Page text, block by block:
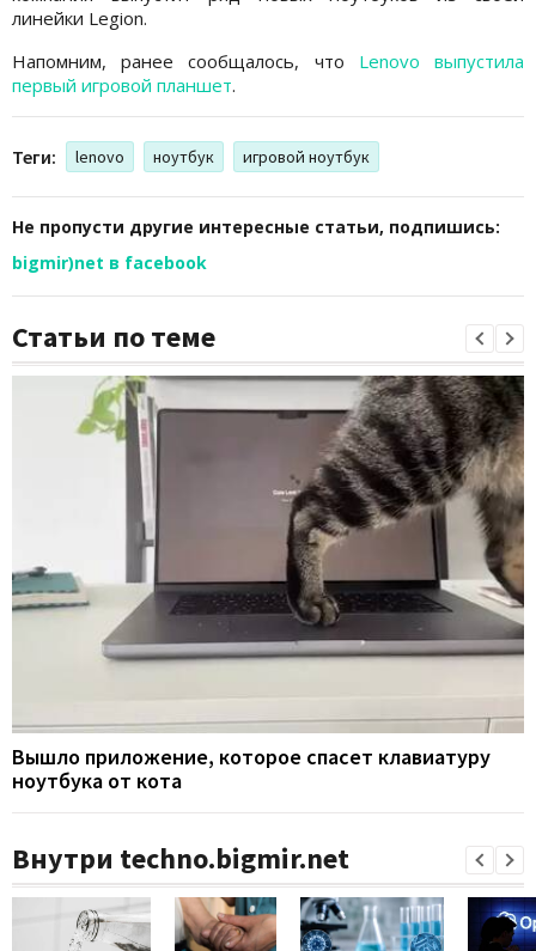
линейки Legion.
Напомним, ранее сообщалось, что Lenovo выпустила
первый игровой планшет.
Теги: lenovo ноутбук игровой ноутбук
Не пропусти другие интересные статьи, подпишись:
bigmir)net в facebook
Статьи по теме
Вышло приложение, которое спасет клавиатуру
ноутбука от кота
Внутри techno.bigmir.net